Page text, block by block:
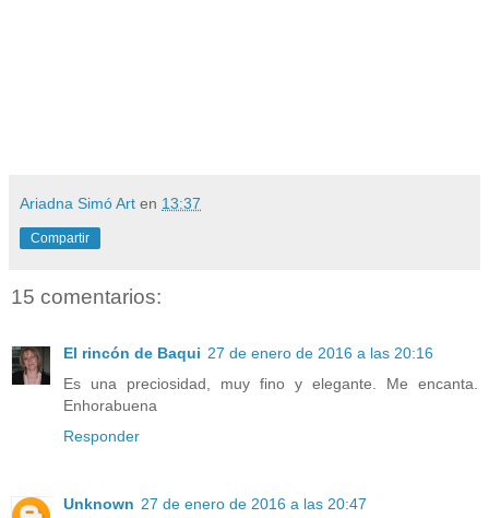
Ariadna Simó Art en 13:37
Compartir
15 comentarios:
El rincón de Baqui 27 de enero de 2016 a las 20:16
Es una preciosidad, muy fino y elegante. Me encanta.
Enhorabuena
Responder
Unknown 27 de enero de 2016 a las 20:47